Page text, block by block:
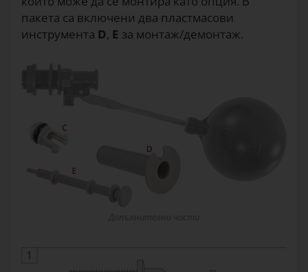
пакета са включени два пластмасови
инструмента D, E за монтаж/демонтаж.